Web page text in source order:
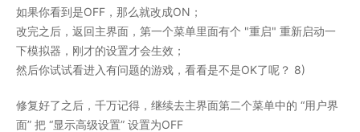
如果你看到是OFF，那么就改成ON；
改完之后，返回主界面，第一个菜单里面有个 "重启" 重新启动一
下模拟器，刚才的设置才会生效；
然后你试试看进入有问题的游戏，看看是不是OK了呢？ 8)
修复好了之后，千万记得，继续去主界面第二个菜单中的 “用户界
面” 把 “显示高级设置” 设置为OFF